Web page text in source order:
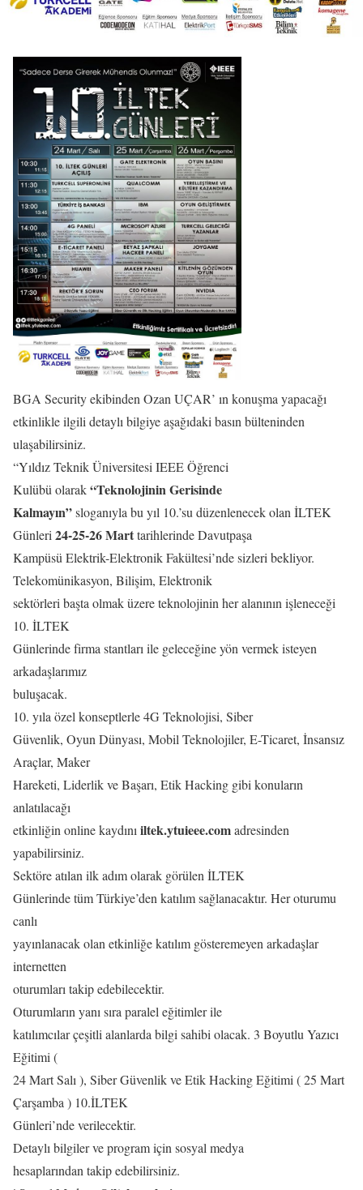
BGA Security ekibinden Ozan UÇAR’ ın konuşma yapacağı
etkinlikle ilgili detaylı bilgiye aşağıdaki basın bülteninden
ulaşabilirsiniz.
“Yıldız Teknik Üniversitesi IEEE Öğrenci
Kulübü olarak“Teknolojinin Gerisinde
Kalmayın”sloganıyla bu yıl 10.’su düzenlenecek olan İLTEK
Günleri 24-25-26 Marttarihlerinde Davutpaşa
Kampüsü Elektrik-Elektronik Fakültesi’nde sizleri bekliyor.
Telekomünikasyon, Bilişim, Elektronik
sektörleri başta olmak üzere teknolojinin her alanının işleneceği
10. İLTEK
Günlerinde firma stantları ile geleceğine yön vermek isteyen
arkadaşlarımız
buluşacak.
10. yıla özel konseptlerle 4G Teknolojisi, Siber
Güvenlik, Oyun Dünyası, Mobil Teknolojiler, E-Ticaret, İnsansız
Araçlar, Maker
Hareketi, Liderlik ve Başarı, Etik Hacking gibi konuların
anlatılacağı
etkinliğin online kaydını iltek.ytuieee.comadresinden
yapabilirsiniz.
Sektöre atılan ilk adım olarak görülen İLTEK
Günlerinde tüm Türkiye’den katılım sağlanacaktır. Her oturumu
canlı
yayınlanacak olan etkinliğe katılım gösteremeyen arkadaşlar
internetten
oturumları takip edebilecektir.
Oturumların yanı sıra paralel eğitimler ile
katılımcılar çeşitli alanlarda bilgi sahibi olacak. 3 Boyutlu Yazıcı
Eğitimi (
24 Mart Salı ), Siber Güvenlik ve Etik Hacking Eğitimi ( 25 Mart
Çarşamba ) 10.İLTEK
Günleri’nde verilecektir.
Detaylı bilgiler ve program için sosyal medya
hesaplarından takip edebilirsiniz.